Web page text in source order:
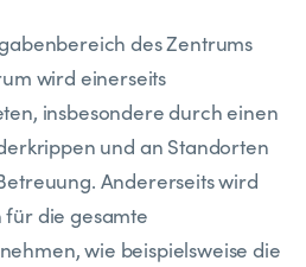
des Zentrums
wird einerseits
insbesondere durch einen
und an Standorten
Andererseits wird
die gesamte
wie beispielsweise die